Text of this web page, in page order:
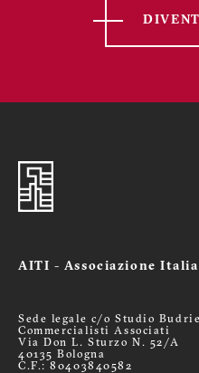
AITI - Associazione
Sede legale c/o Studio
Commercialisti Associati
Via Don L. Sturzo N. 52/A
40135 Bologna
C.F.: 80403840582